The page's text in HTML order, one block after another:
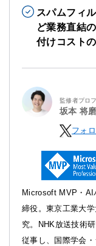
スパムフィ
ど業務直結
付けコスト
監修者プロ
坂本 将磨
フォ
Microsoft MVP・AI
締役。東京工業大
究。NHK放送技術
従事し、国際学会